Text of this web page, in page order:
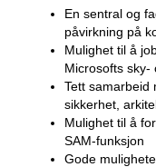
En sentral og
påvirkning på
Mulighet til å
Microsofts sky-
Tett samarbeid
sikkerhet,
Mulighet til å
SAM-funksjon
Gode